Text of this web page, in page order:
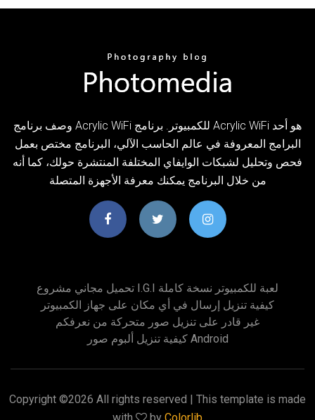
وصف برنامج Acrylic WiFi للكمبيوتر. برنامج Acrylic WiFi هو أحد
البرامج المعروفة في عالم الحاسب الآلي، البرنامج مختص بعمل
فحص وتحليل لشبكات الوايفاي المختلفة المنتشرة حولك، كما أنه
من خلال البرنامج يمكنك معرفة الأجهزة المتصلة
تحميل مجاني مشروع I.g.i لعبة للكمبيوتر نسخة كاملة
كيفية تنزيل إرسال في أي مكان على جهاز الكمبيوتر
غير قادر على تنزيل صور متحركة من نعرفكم
كيفية تنزيل ألبوم صور Android
Copyright ©2026 All rights reserved | This template is made